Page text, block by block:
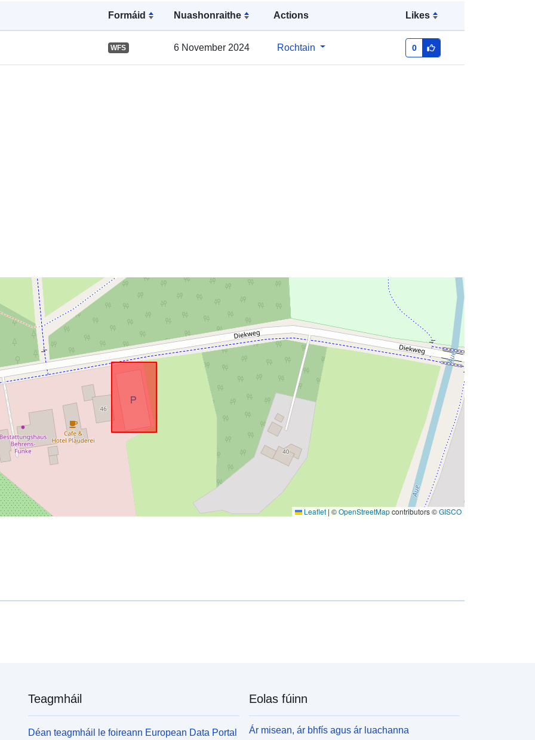
Formáid Nuashonraithe Actions Likes
WFS 6 November 2024 Rochtain 0
Leaflet | ©OpenStreetMapcontributors ©GISCO
February 2026
Nuashonraithe ar data.europa.eu:
18 April 2026
uriRef:
http://data.europa.eu/88u/dataset/26
281973-6553-4c68-94d3-
af89fdb78523
Teagmháil
Déan teagmháil le foireann European Data Portal
Eolas fúinn
Ár misean, ár bhfís agus ár luachanna